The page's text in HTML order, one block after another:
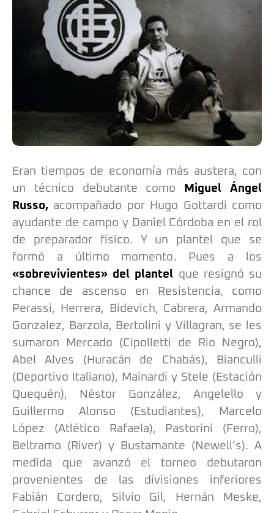
Eran tiempos de economía más austera, con
un técnico debutante como
Miguel Ángel
Russo, acompañado por Hugo Gottardi como
ayudante de campo y Daniel Córdoba en el rol
de preparador físico. Y un plantel que se
formó a último momento. Pues a los
«sobrevivientes» del plantel que resignó su
chance de ascenso en Resistencia, como
Perassi, Herrera, Bidevich, Cabrera, Armando
Gonzalez, Barzola, Bertolini y Villagran, se les
sumaron Mercado (Cipolletti de Rio Negro),
Abel Alves (Huracán de Chabás), Bianculli
(Deportivo Italiano), Mainardi y Stele (Estación
Quequén), Néstor González, Angelello y
Guillermo Alonso (Estudiantes), Marcelo
López (Atlético Rafaela), Pastorini (Ferro),
Beltramo (River) y Bustamante (Newell’s). A
medida que avanzó el torneo debutaron
provenientes de las divisiones inferiores
Fabián Cordero, Silvio Gil, Hernán Meske,